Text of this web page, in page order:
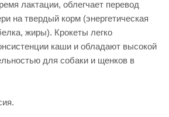
лактации, облегчает перевод
на твердый корм (энергетическая
жиры). Крокеты легко
каши и обладают высокой
для собаки и щенков в